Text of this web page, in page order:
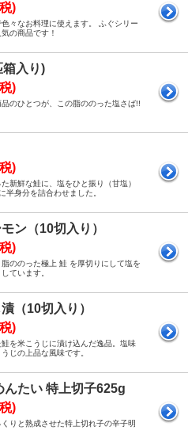
)
々なお料理に使えます。 ふぐシリー
の商品です！
箱入り)
)
のひとつが、この脂ののった塩さば!!
)
新鮮な鮭に、塩をひと振り（甘塩）
半身分を詰合わせました。
ン（10切入り）
)
ののった極上 鮭 を厚切りにして塩を
ています。
（10切入り）
)
を米こうじに漬け込んだ逸品。塩味
じの上品な風味です。
んたい 特上切子625g
)
りと熟成させた特上切れ子の辛子明